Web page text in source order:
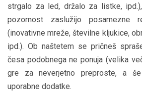
strgalo za led, držalo za listke,
pozornost zaslužijo posamezne
(inovativne mreže, številne kljukice,
ipd.). Ob naštetem se pričneš
česa podobnega ne ponuja (velika
gre za neverjetno preproste, a še
uporabne dodatke.